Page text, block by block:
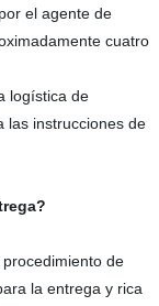
el agente de
cuatro
logística de
las instrucciones de
de
la entrega y rica